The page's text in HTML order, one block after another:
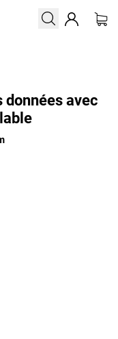
données avec